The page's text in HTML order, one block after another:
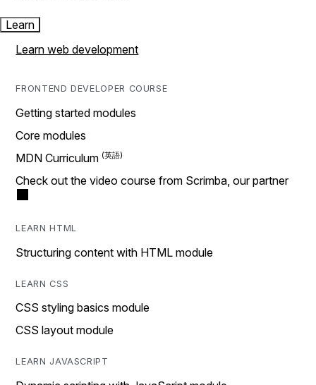
Learn
Learn web development
FRONTEND DEVELOPER COURSE
Getting started modules
Core modules
MDN Curriculum
Check out the video course from Scrimba, our partner
LEARN HTML
Structuring content with HTML module
LEARN CSS
CSS styling basics module
CSS layout module
LEARN JAVASCRIPT